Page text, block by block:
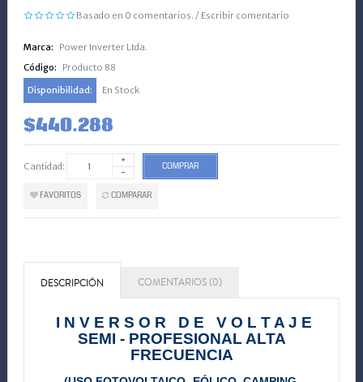
Basado en 0 comentarios. / Escribir comentario
Marca:
Power Inverter Ltda.
Código:
Producto 88
Disponibilidad:
En Stock
$440.288
Cantidad: COMPRAR
FAVORITOS COMPARAR
DESCRIPCIÓN COMENTARIOS (0)
I N V E R S O R D E V O L T A J E
SEMI - PROFESIONAL ALTA
FRECUENCIA